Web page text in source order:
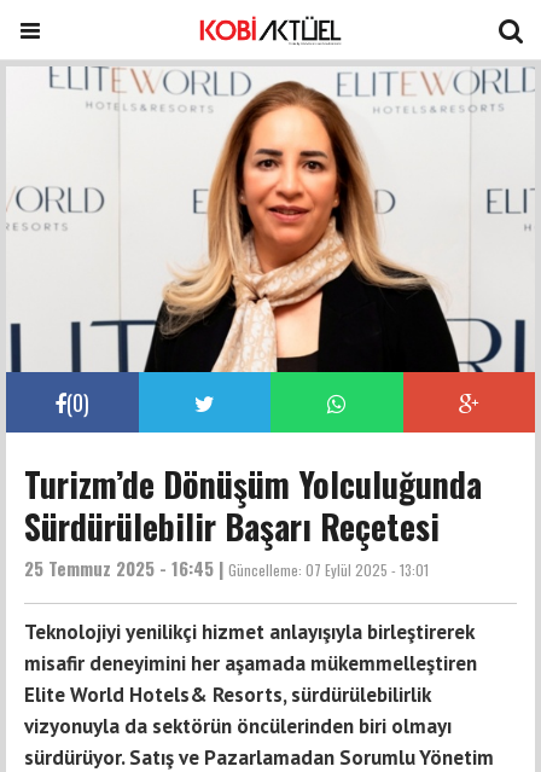
(0)
Turizm’de Dönüşüm Yolculuğunda
Sürdürülebilir Başarı Reçetesi
25 Temmuz 2025 - 16:45 | Güncelleme: 07 Eylül 2025 - 13:01
Teknolojiyi yenilikçi hizmet anlayışıyla birleştirerek
misafir deneyimini her aşamada mükemmelleştiren
Elite World Hotels& Resorts, sürdürülebilirlik
vizyonuyla da sektörün öncülerinden biri olmayı
sürdürüyor. Satış ve Pazarlamadan Sorumlu Yönetim